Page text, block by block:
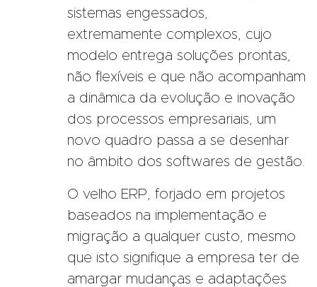
sistemas engessados,
extremamente complexos, cujo
modelo entrega soluções prontas,
não flexíveis e que não acompanham
a dinâmica da evolução e inovação
dos processos empresariais, um
novo quadro passa a se desenhar
no âmbito dos softwares de gestão.
O velho ERP, forjado em projetos
baseados na implementação e
migração a qualquer custo, mesmo
que isto signifique a empresa ter de
amargar mudanças e adaptações